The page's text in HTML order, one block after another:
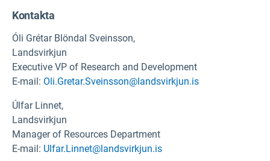
Kontakta
Óli Grétar Blöndal Sveinsson,
Landsvirkjun
Executive VP of Research and Development
E-mail: Oli.Gretar.Sveinsson@landsvirkjun.is
Úlfar Linnet,
Landsvirkjun
Manager of Resources Department
E-mail: Ulfar.Linnet@landsvirkjun.is